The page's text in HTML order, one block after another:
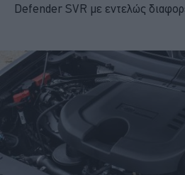
Defender SVR με εντελώς